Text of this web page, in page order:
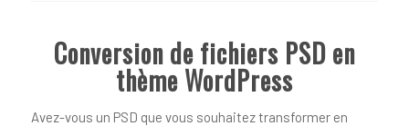
Conversion de fichiers PSD en
thème WordPress
Avez-vous un PSD que vous souhaitez transformer en